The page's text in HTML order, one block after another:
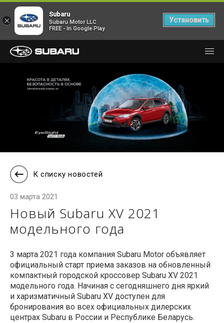
К списку новостей
03 марта 2021
Новый Subaru XV 2021
модельного года
3 марта 2021 года компания Subaru Motor объявляет
официальный старт приема заказов на обновленный
компактный городской кроссовер Subaru XV 2021
модельного года. Начиная с сегодняшнего дня яркий
и харизматичный Subaru XV доступен для
бронирования во всех официальных дилерских
центрах Subaru в России и Республике Беларусь.
×
Subaru
Subaru Motor LLC
FREE - In Google Play
Установить